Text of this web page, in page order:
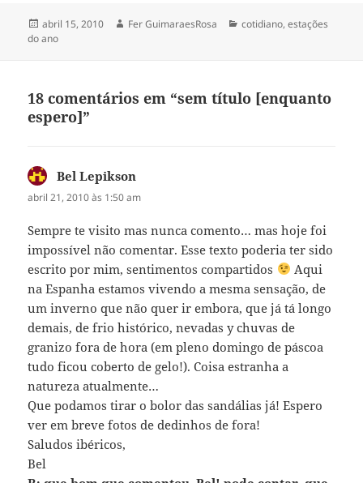
Publicado
em
abril 15, 2010 Autor
Fer GuimaraesRosa Categorias
cotidiano,estações
do ano
18 comentários em “sem título [enquanto
espero]”
Bel Lepikson
abril 21, 2010 às 1:50 am
Sempre te visito mas nunca comento… mas hoje foi
impossível não comentar. Esse texto poderia ter sido
escrito por mim, sentimentos compartidos
Aqui
na Espanha estamos vivendo a mesma sensação, de
um inverno que não quer ir embora, que já tá longo
demais, de frio histórico, nevadas y chuvas de
granizo fora de hora (em pleno domingo de páscoa
tudo ficou coberto de gelo!). Coisa estranha a
natureza atualmente…
Que podamos tirar o bolor das sandálias já! Espero
ver em breve fotos de dedinhos de fora!
Saludos ibéricos,
Bel